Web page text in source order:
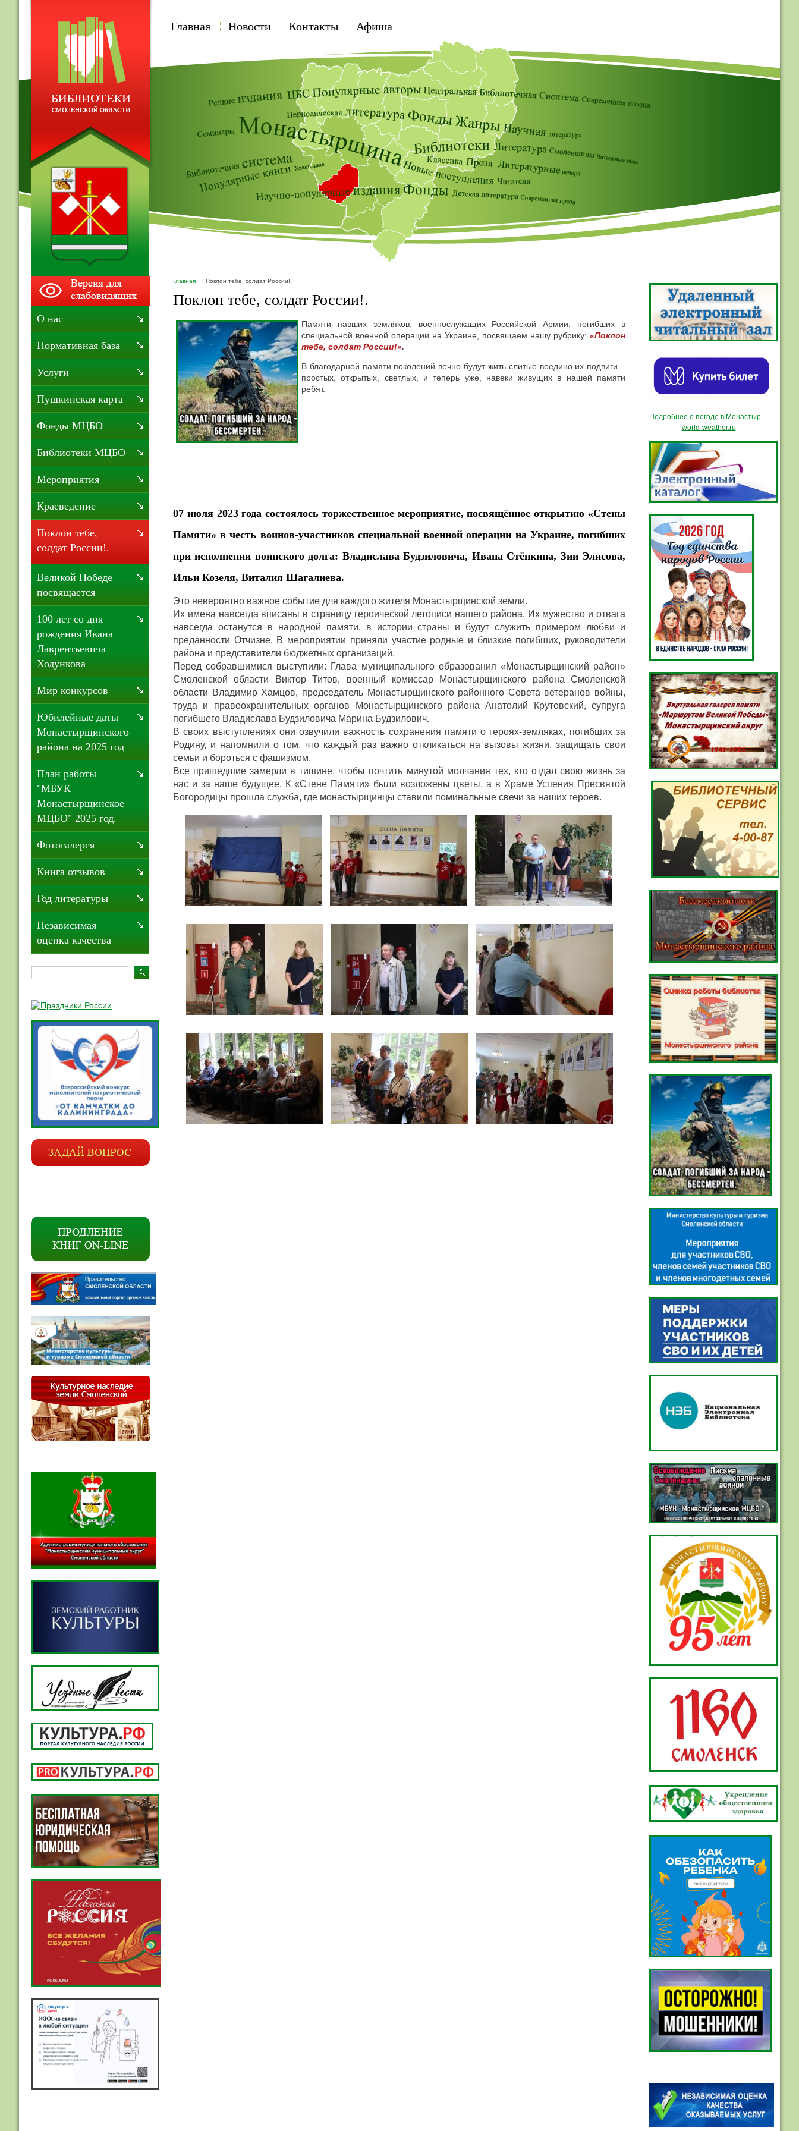
Главная Новости Контакты Афиша
Главная Поклон тебе, солдат России!.
Поклон тебе, солдат России!.
Памяти павших земляков, военнослужащих Российской Армии, погибших в
специальной военной операции на Украине, посвящаем нашу рубрику: «Поклон
тебе, солдат России!».
В благодарной памяти поколений вечно будут жить слитые воедино их подвиги –
простых, открытых, светлых, и теперь уже, навеки живущих в нашей памяти
ребят.
07 июля 2023 года состоялось торжественное мероприятие, посвящённое открытию «Стены
Памяти» в честь воинов-участников специальной военной операции на Украине, погибших
при исполнении воинского долга: Владислава Будзиловича, Ивана Стёпкина, Зии Элисова,
Ильи Козеля, Виталия Шагалиева.
Это невероятно важное событие для каждого жителя Монастырщинской земли.
Их имена навсегда вписаны в страницу героической летописи нашего района. Их мужество и отвага
навсегда останутся в народной памяти, в истории страны и будут служить примером любви и
преданности Отчизне. В мероприятии приняли участие родные и близкие погибших, руководители
района и представители бюджетных организаций.
Перед собравшимися выступили: Глава муниципального образования «Монастырщинский район»
Смоленской области Виктор Титов, военный комиссар Монастырщинского района Смоленской
области Владимир Хамцов, председатель Монастырщинского районного Совета ветеранов войны,
труда и правоохранительных органов Монастырщинского района Анатолий Крутовский, супруга
погибшего Владислава Будзиловича Марина Будзилович.
В своих выступлениях они озвучили важность сохранения памяти о героях-земляках, погибших за
Родину, и напомнили о том, что каждый раз важно откликаться на вызовы жизни, защищать свои
семьи и бороться с фашизмом.
Все пришедшие замерли в тишине, чтобы почтить минутой молчания тех, кто отдал свою жизнь за
нас и за наше будущее. К «Стене Памяти» были возложены цветы, а в Храме Успения Пресвятой
Богородицы прошла служба, где монастырщинцы ставили поминальные свечи за наших героев.
О нас
Нормативная база
Услуги
Пушкинская карта
Фонды МЦБО
Библиотеки МЦБО
Мероприятия
Краеведение
Поклон тебе,
солдат России!.
Великой Победе
посвящается
100 лет со дня
рождения Ивана
Лаврентьевича
Ходункова
Мир конкурсов
Юбилейные даты
Монастырщинского
района на 2025 год
План работы
"МБУК
Монастырщинское
МЦБО" 2025 год.
Фотогалерея
Книга отзывов
Год литературы
Независимая
оценка качества
Подробнее о погоде в Монастырщине
world-weather.ru